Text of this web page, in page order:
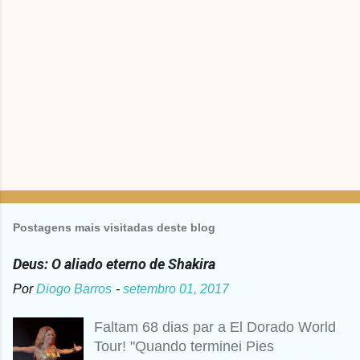
Postagens mais visitadas deste blog
Deus: O aliado eterno de Shakira
PorDiogo Barros - setembro 01, 2017
Faltam 68 dias par a El Dorado World
Tour! "Quando terminei Pies